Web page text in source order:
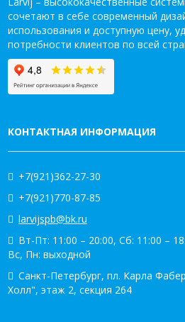
сочетают в себе современный
использования и доступную цену,
потребности клиентов по всей
КОНТАКТНАЯ ИНФОРМАЦИЯ
+7(921)362-27-30
+7(921)770-87-85
larvijspb@bk.ru
Вт-Пт: 11:00 – 20:00, Сб: 11:00 –
Вс, Пн: выходной
Санкт-Петербург, пл. Карла
Холл", этаж 2, секция 264